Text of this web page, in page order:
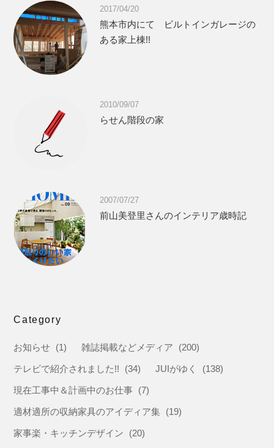
2017/04/20
熊本市内にて ビルトインガレージの
ある家上棟!!
2010/09/07
らせん階段の家
2007/07/27
前山美登里さんのインテリア歳時記
Category
お知らせ (1) 雑誌掲載などメディア (200)
テレビで紹介されました!! (34) JUIがゆく (138)
現在工事中＆計画中のお仕事 (7)
適材適所の収納家具のアイディア集 (19)
家事楽・キッチンデザイン (20)